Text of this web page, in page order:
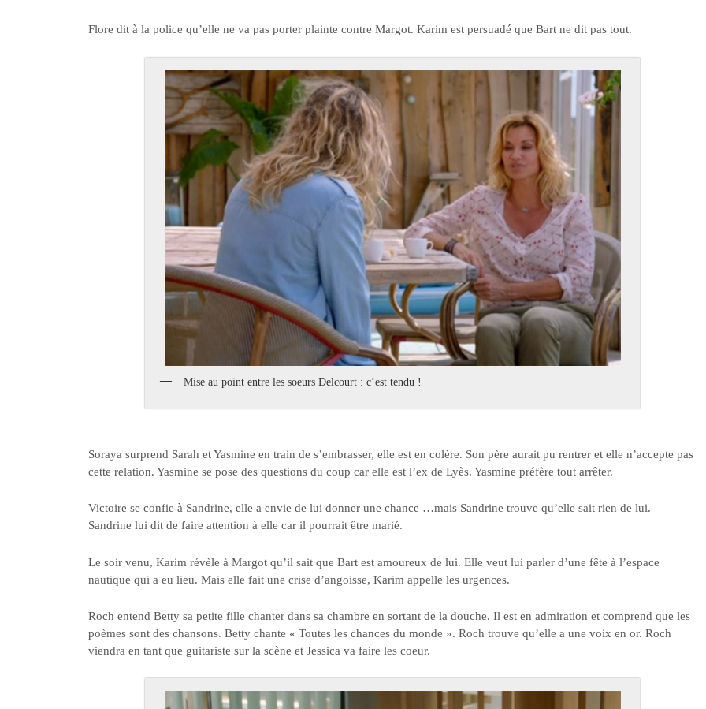
Flore dit à la police qu’elle ne va pas porter plainte contre Margot. Karim est persuadé que Bart ne dit pas tout.
Mise au point entre les soeurs Delcourt : c’est tendu !
Soraya surprend Sarah et Yasmine en train de s’embrasser, elle est en colère. Son père aurait pu rentrer et elle n’accepte pas
cette relation. Yasmine se pose des questions du coup car elle est l’ex de Lyès. Yasmine préfère tout arrêter.
Victoire se confie à Sandrine, elle a envie de lui donner une chance …mais Sandrine trouve qu’elle sait rien de lui.
Sandrine lui dit de faire attention à elle car il pourrait être marié.
Le soir venu, Karim révèle à Margot qu’il sait que Bart est amoureux de lui. Elle veut lui parler d’une fête à l’espace
nautique qui a eu lieu. Mais elle fait une crise d’angoisse, Karim appelle les urgences.
Roch entend Betty sa petite fille chanter dans sa chambre en sortant de la douche. Il est en admiration et comprend que les
poèmes sont des chansons. Betty chante « Toutes les chances du monde ». Roch trouve qu’elle a une voix en or. Roch
viendra en tant que guitariste sur la scène et Jessica va faire les coeur.